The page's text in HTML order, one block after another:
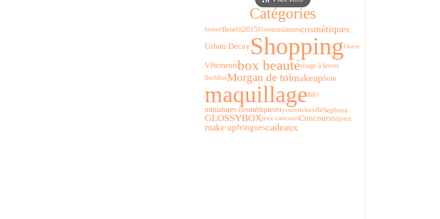
Catégories
beautéBenefit2015Etamminiaturescosmétiques
Urban DecayShoppingGuess
Vêtementsbox beautérouge à lèvres
BirchBoxMorgan de toimakeupSoin
maquillageBIO
miniatures cosmétiquesMysweetieboxétéSephora
GLOSSYBOXjeux concoursConcoursbijoux
make upfringuescadeaux